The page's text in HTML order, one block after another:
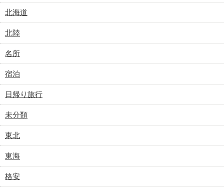
北海道
北陸
名所
宿泊
日帰り旅行
未分類
東北
東海
格安